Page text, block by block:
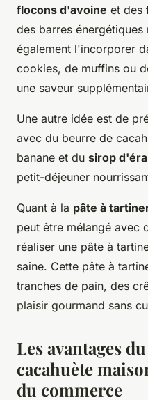
flocons d'avoine et des
des barres
également l'incorporer
cookies, de muffins ou
une saveur
Une autre idée est de
avec du beurre de
banane et du sirop
petit-déjeuner
Quant à la pâte à
peut être mélangé avec
réaliser une pâte à
saine. Cette pâte à
tranches de pain, des
plaisir gourmand sans
Les avantages
cacahuète
du commerce